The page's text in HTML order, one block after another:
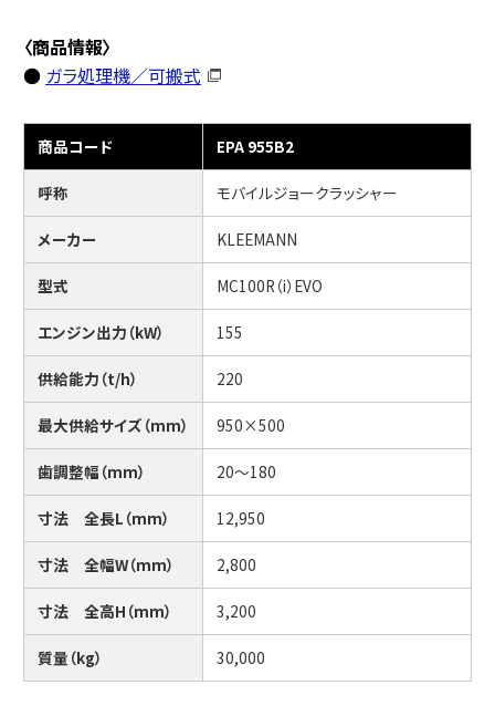
〈商品情報〉
● ガラ処理機／可搬式
商品コード EPA 955B2
呼称 モバイルジョークラッシャー
メーカー KLEEMANN
型式 MC100R（i）EVO
エンジン出力（kW） 155
供給能力（t/h） 220
最大供給サイズ（mm） 950×500
歯調整幅（mm） 20～180
寸法 全長L（mm） 12,950
寸法 全幅W（mm） 2,800
寸法 全高H（mm） 3,200
質量（kg） 30,000